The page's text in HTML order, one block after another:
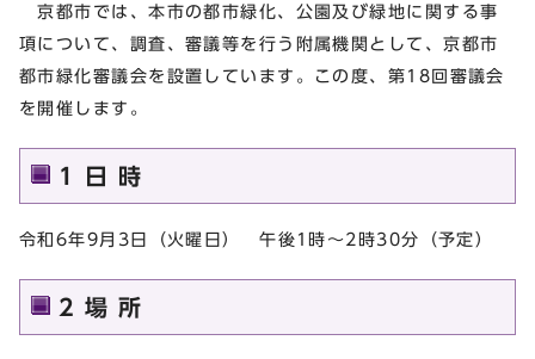
京都市では、本市の都市緑化、公園及び緑地に関する事
項について、調査、審議等を行う附属機関として、京都市
都市緑化審議会を設置しています。この度、第18回審議会
を開催します。
1 日 時
令和6年9月3日（火曜日） 午後1時～2時30分（予定）
2 場 所